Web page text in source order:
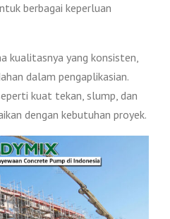
berbagai keperluan
kualitasnya yang konsisten,
dalam pengaplikasian.
kuat tekan, slump, dan
dengan kebutuhan proyek.